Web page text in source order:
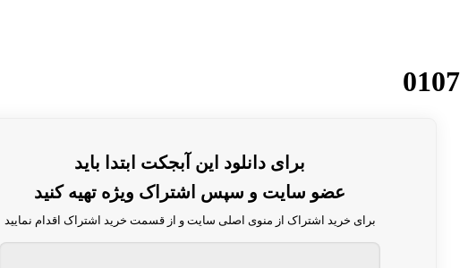
برای دانلود این آبجکت ابتدا باید
عضو سایت و سپس اشتراک ویژه تهیه کنید
برای خرید اشتراک از منوی اصلی سایت و از قسمت خرید اشتراک اقدام نمایید